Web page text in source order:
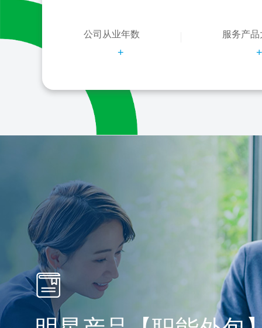
公司从业年数
+
服务产